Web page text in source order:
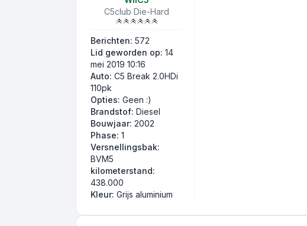
C5club Die-Hard
Berichten: 572
Lid geworden op: 14
mei 2019 10:16
Auto: C5 Break 2.0HDi
110pk
Opties: Geen :)
Brandstof: Diesel
Bouwjaar: 2002
Phase: 1
Versnellingsbak:
BVM5
kilometerstand:
438.000
Kleur: Grijs aluminium